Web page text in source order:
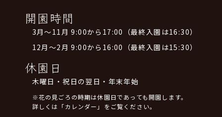
開園時間
3月～11月 9:00から17:00（最終入園は16:30）
12月～2月 9:00から16:00（最終入園は15:30）
休園日
木曜日・祝日の翌日・年末年始
※花の見ごろの時期は休園日であっても開園します。
詳しくは「カレンダー」をご覧ください。